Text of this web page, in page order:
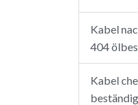
Kabel
404
Kabel
beständig